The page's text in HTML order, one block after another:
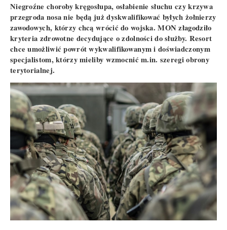
Niegroźne choroby kręgosłupa, osłabienie słuchu czy krzywa
przegroda nosa nie będą już dyskwalifikować byłych żołnierzy
zawodowych, którzy chcą wrócić do wojska. MON złagodziło
kryteria zdrowotne decydujące o zdolności do służby. Resort
chce umożliwić powrót wykwalifikowanym i doświadczonym
specjalistom, którzy mieliby wzmocnić m.in. szeregi obrony
terytorialnej.